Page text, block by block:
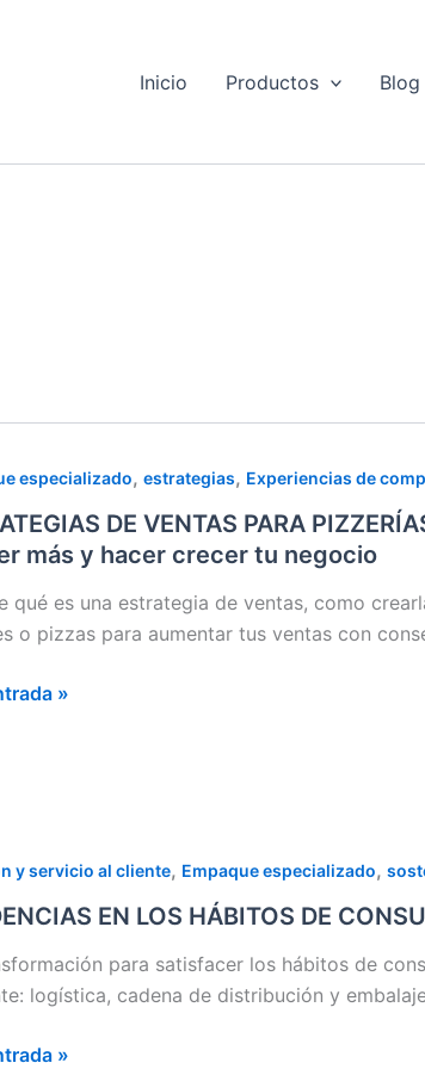
Inicio Productos Blog
especializado, estrategias, Experiencias de
DE VENTAS PARA
más y hacer crecer tu negocio
qué es una estrategia de ventas, como
o pizzas para aumentar tus ventas con
PARA PIZZERÍAS,
O
»
y servicio al cliente, Empaque especializado,
EN LOS HÁBITOS DE
para satisfacer los hábitos de
logística, cadena de distribución y
»